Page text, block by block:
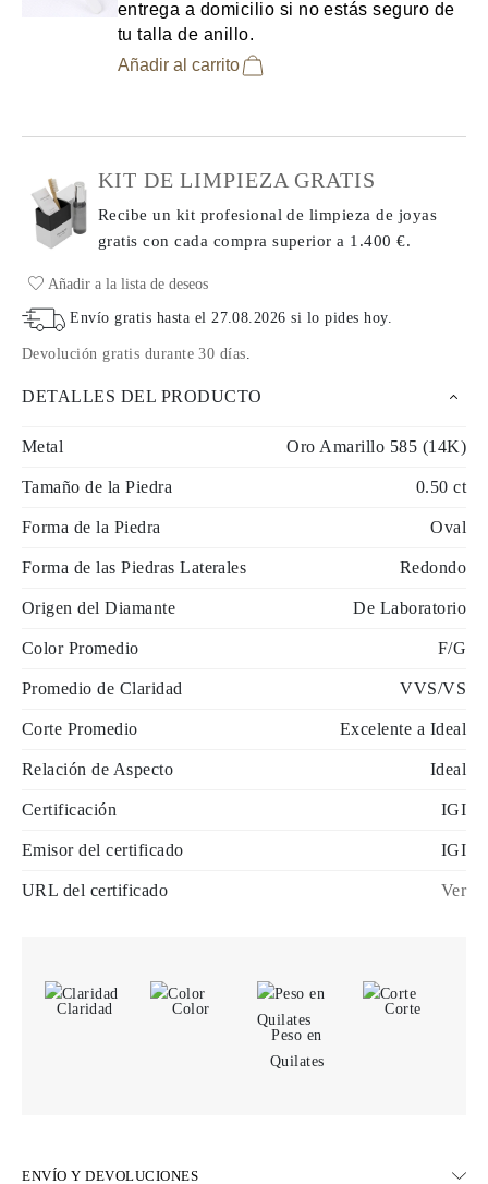
entrega a domicilio si no estás seguro de
tu talla de anillo.
Añadir al carrito
KIT DE LIMPIEZA GRATIS
Recibe un kit profesional de limpieza de joyas
gratis con cada comprasuperior a 1.400 €.
Añadir a la lista de deseos
Envío gratis hasta el 27.08.2026 si lo pides hoy.
Devolución gratis durante 30 días
DETALLES DEL PRODUCTO
Metal Oro Amarillo 585 (14K)
Tamaño de la Piedra 0.50 ct
Forma de la Piedra Oval
Forma de las Piedras Laterales Redondo
Origen del Diamante De Laboratorio
Color Promedio F/G
Promedio de Claridad VVS/VS
Corte Promedio Excelente a Ideal
Relación de Aspecto Ideal
Certificación IGI
Emisor del certificado IGI
URL del certificado Ver
Claridad
Color
Peso en
Quilates
Corte
ENVÍO Y DEVOLUCIONES